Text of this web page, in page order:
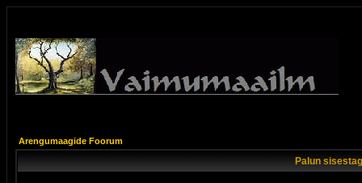
Arengumaagide Foorum
Palun